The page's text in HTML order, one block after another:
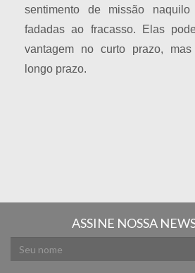
sentimento de missão
fadadas ao fracasso. Elas
vantagem no curto prazo,
longo prazo.
ASSINE NOSSA